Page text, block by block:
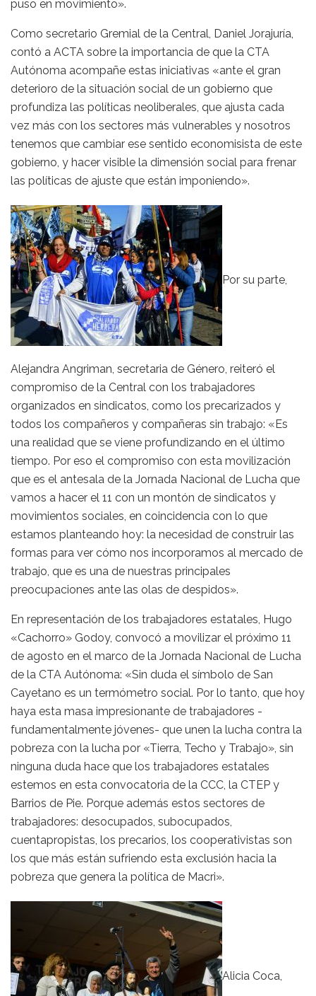
puso en movimiento».
Como secretario Gremial de la Central, Daniel Jorajuría,
contó a ACTA sobre la importancia de que la CTA
Autónoma acompañe estas iniciativas «ante el gran
deterioro de la situación social de un gobierno que
profundiza las políticas neoliberales, que ajusta cada
vez más con los sectores más vulnerables y nosotros
tenemos que cambiar ese sentido economisista de este
gobierno, y hacer visible la dimensión social para frenar
las políticas de ajuste que están imponiendo».
Por su parte,
Alejandra Angriman, secretaria de Género, reiteró el
compromiso de la Central con los trabajadores
organizados en sindicatos, como los precarizados y
todos los compañeros y compañeras sin trabajo: «Es
una realidad que se viene profundizando en el último
tiempo. Por eso el compromiso con esta movilización
que es el antesala de la Jornada Nacional de Lucha que
vamos a hacer el 11 con un montón de sindicatos y
movimientos sociales, en coincidencia con lo que
estamos planteando hoy: la necesidad de construir las
formas para ver cómo nos incorporamos al mercado de
trabajo, que es una de nuestras principales
preocupaciones ante las olas de despidos».
En representación de los trabajadores estatales, Hugo
«Cachorro» Godoy, convocó a movilizar el próximo 11
de agosto en el marco de la Jornada Nacional de Lucha
de la CTA Autónoma: «Sin duda el símbolo de San
Cayetano es un termómetro social. Por lo tanto, que hoy
haya esta masa impresionante de trabajadores -
fundamentalmente jóvenes- que unen la lucha contra la
pobreza con la lucha por «Tierra, Techo y Trabajo», sin
ninguna duda hace que los trabajadores estatales
estemos en esta convocatoria de la CCC, la CTEP y
Barrios de Pie. Porque además estos sectores de
trabajadores: desocupados, subocupados,
cuentapropistas, los precarios, los cooperativistas son
los que más están sufriendo esta exclusión hacia la
pobreza que genera la política de Macri».
Alicia Coca,